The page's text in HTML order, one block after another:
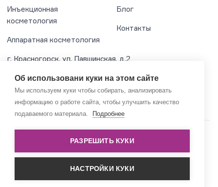
Инъекционная
косметология
Аппаратная косметология
Блог
Контакты
г. Красногорск, ул. Павшинская, д.2
Мы работаем ежедневно с 9:00 до 20:00
+7 (495) 739-73-72
© 2019–2026 Gormedbeauty
Об использовани куки на этом сайте
Мы используем куки чтобы собирать, анализировать
информацию о работе сайта, чтобы улучшить качество
подаваемого материала.
Подробнее
РАЗРЕШИТЬ КУКИ
НАСТРОЙКИ КУКИ